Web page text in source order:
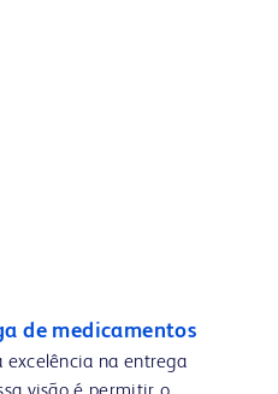
de medicamentos
excelência na entrega